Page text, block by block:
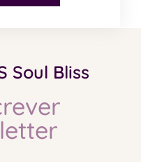
Soul Bliss